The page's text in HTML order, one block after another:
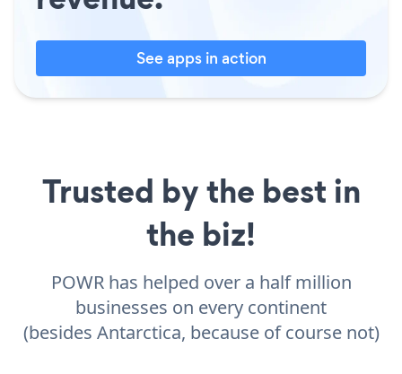
See apps in action
Trusted by the best in
the biz!
POWR has helped over a half million
businesses on every continent
(besides Antarctica, because of course not)